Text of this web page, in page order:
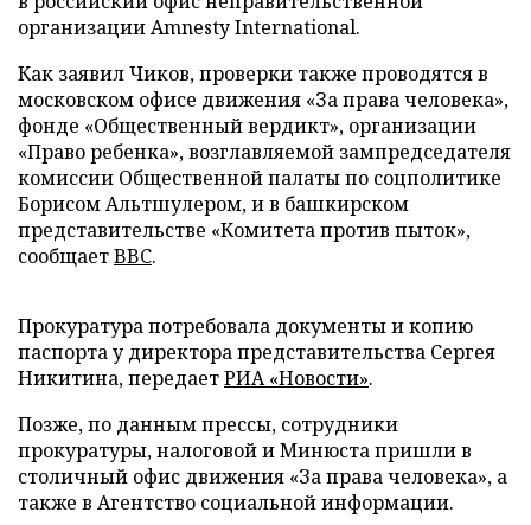
организации Amnesty International.
Как заявил Чиков, проверки также проводятся в
московском офисе движения «За права человека»,
фонде «Общественный вердикт», организации
«Право ребенка», возглавляемой зампредседателя
комиссии Общественной палаты по соцполитике
Борисом Альтшулером, и в башкирском
представительстве «Комитета против пыток»,
сообщаетBBC.
Прокуратура потребовала документы и копию
паспорта у директора представительства Сергея
Никитина, передаетРИА «Новости».
Позже, по данным прессы, сотрудники
прокуратуры, налоговой и Минюста пришли в
столичный офис движения «За права человека», а
также в Агентство социальной информации.